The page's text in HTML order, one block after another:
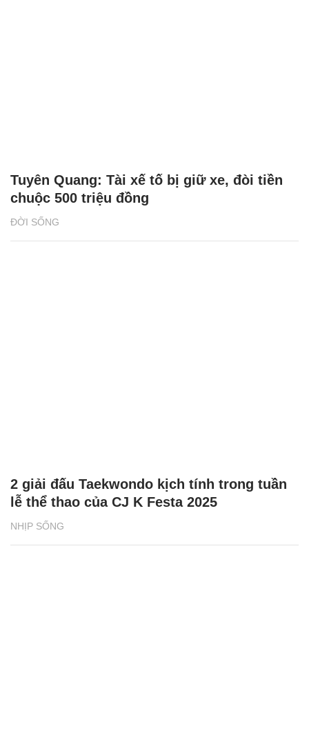
ĐỜI SỐNG
Tuyên Quang: Tài xế tố bị giữ xe, đòi tiền
chuộc 500 triệu đồng
NHỊP SỐNG
2 giải đấu Taekwondo kịch tính trong tuần
lễ thể thao của CJ K Festa 2025